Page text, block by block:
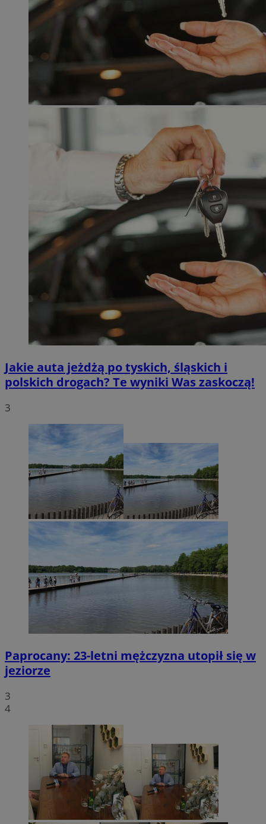
Jakie auta jeżdżą po tyskich, śląskich i
polskich drogach? Te wyniki Was zaskoczą!
3
Paprocany: 23-letni mężczyzna utopił się w
jeziorze
3
4